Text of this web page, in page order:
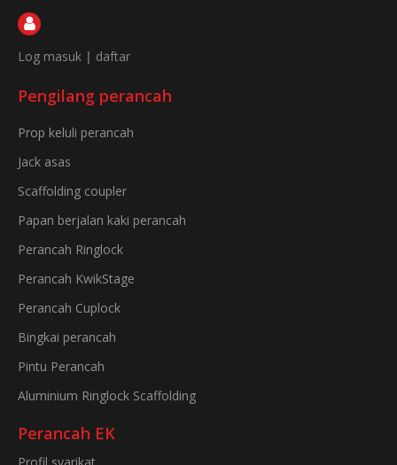
Log masuk | daftar
Pengilang perancah
Prop keluli perancah
Jack asas
Scaffolding coupler
Papan berjalan kaki perancah
Perancah Ringlock
Perancah KwikStage
Perancah Cuplock
Bingkai perancah
Pintu Perancah
Aluminium Ringlock Scaffolding
Perancah EK